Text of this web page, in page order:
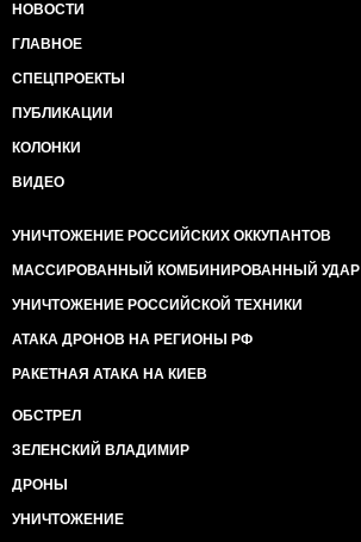
НОВОСТИ
ГЛАВНОЕ
СПЕЦПРОЕКТЫ
ПУБЛИКАЦИИ
КОЛОНКИ
ВИДЕО
УНИЧТОЖЕНИЕ РОССИЙСКИХ ОККУПАНТОВ
МАССИРОВАННЫЙ КОМБИНИРОВАННЫЙ УДАР
УНИЧТОЖЕНИЕ РОССИЙСКОЙ ТЕХНИКИ
АТАКА ДРОНОВ НА РЕГИОНЫ РФ
РАКЕТНАЯ АТАКА НА КИЕВ
ОБСТРЕЛ
ЗЕЛЕНСКИЙ ВЛАДИМИР
ДРОНЫ
УНИЧТОЖЕНИЕ